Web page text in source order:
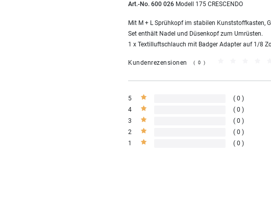
Art.-No. 600 026 Modell 175 CRESCENDO
Mit M + L Sprühkopf im stabilen Kunststoffkasten,
Set enthält Nadel und Düsenkopf zum Umrüsten.
1 x Textilluftschlauch mit Badger Adapter auf 1/8
Kundenrezensionen (0)
5
0
4
0
3
0
2
0
1
0